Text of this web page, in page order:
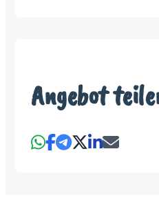
Angebot